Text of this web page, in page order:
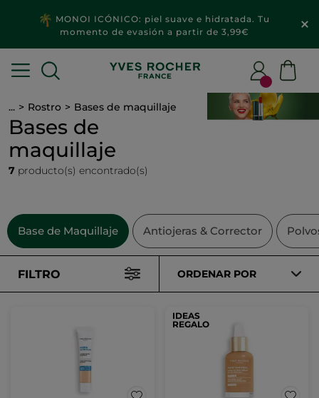
MONOI ICÓNICO: piel suave e hidratada. Tu
momento de evasión a partir de 3,99€
... Rostro Bases de maquillaje
Bases de
maquillaje
7 producto(s) encontrado(s)
Base de Maquillaje Antiojeras & Corrector
FILTRO ORDENAR POR
IDEAS
REGALO